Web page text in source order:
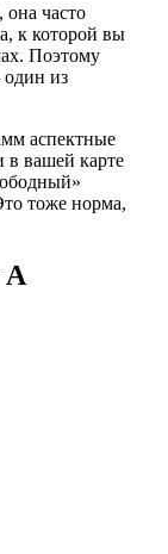
она часто
к которой вы
Поэтому
из
аспектные
в вашей карте
тоже норма,
А